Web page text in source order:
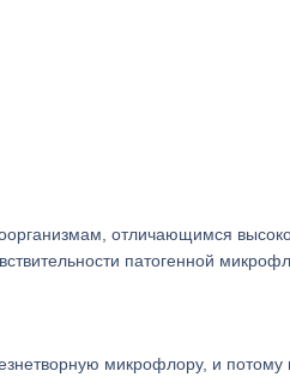
отличающимся
патогенной
микрофлору, и